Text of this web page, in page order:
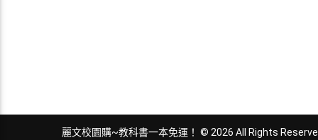
麗文校園購~教科書一本免運！ © 2026 All Rights